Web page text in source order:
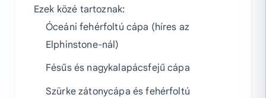
Ezek közé tartoznak:
Óceáni fehérfoltú cápa (híres az
Elphinstone-nál)
Fésűs és nagykalapácsfejű cápa
Szürke zátonycápa és fehérfoltú